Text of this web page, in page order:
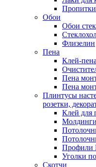
Обои
Обои
Флизелин
Пена
Клей-пена
Пена
Пена
Плинтусы
розетки,
Клей для
Молдинги
Уголки
Скотчи